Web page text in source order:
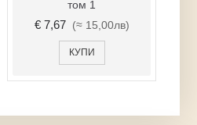
€ 3,07 (≈ 6,00лв)
КУПИ